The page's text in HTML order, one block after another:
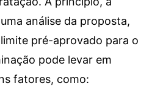
análise da proposta,
pré-aprovado para o
pode levar em
fatores, como: